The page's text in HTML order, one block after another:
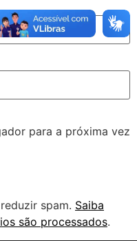
para a próxima vez
spam. Saiba
são processados.